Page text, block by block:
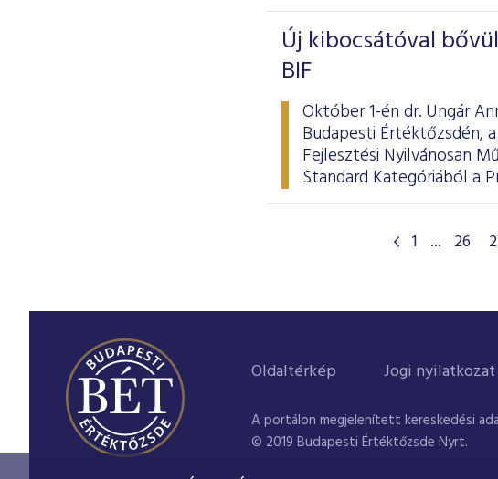
Új kibocsátóval
BIF
Október 1-én dr. Ungár
Budapesti Értéktőzsdén,
Fejlesztési Nyilvánosan
Standard Kategóriából a
1 ... 26
Oldaltérkép Jogi nyilatkozat
A portálon megjelenített kereskedési
© 2019 Budapesti Értéktőzsde Nyrt.